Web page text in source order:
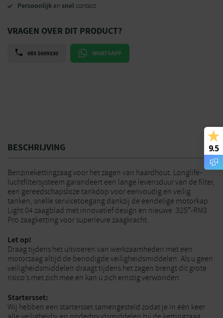
Persoonlijk en snel contact
VRAGEN OVER DIT PRODUCT?
085 1609330 WHATSAPP
BESCHRIJVING
Benzinekettingzaag voor het zagen van haardhout. Longlife-
luchtfiltersysteem garandeert een lange levensduur van de filter,
een gereedschapsloze tankdop voor eenvoudig en veilig
tanken, snelle servicetoegang dankzij de eendelige motorkap.
Light 04 zaagblad met innovatief design en nieuwe .325″-RM3
Pro zaagketting voor superieure zaagkracht.
Let op!
Draag tijdens het uitvoeren van werkzaamheden met een
motorzaag altijd de benodigde veiligheidsmiddelen. Als u geen
veiligheidsmiddelen draagt tijdens het zagen brengt dit grote
risico’s met zich mee en kan u zich ernstig verwonden.
Startersset:
Wij hebben een startersset samengesteld zodat je in één keer
9.5